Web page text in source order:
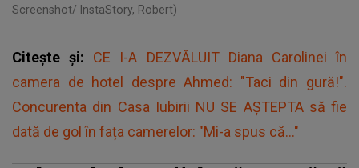
Screenshot/ InstaStory, Robert)
Citește și: CE I-A DEZVĂLUIT Diana Carolinei în
camera de hotel despre Ahmed: "Taci din gură!".
Concurenta din Casa Iubirii NU SE AȘTEPTA să fie
dată de gol în fața camerelor: "Mi-a spus că..."